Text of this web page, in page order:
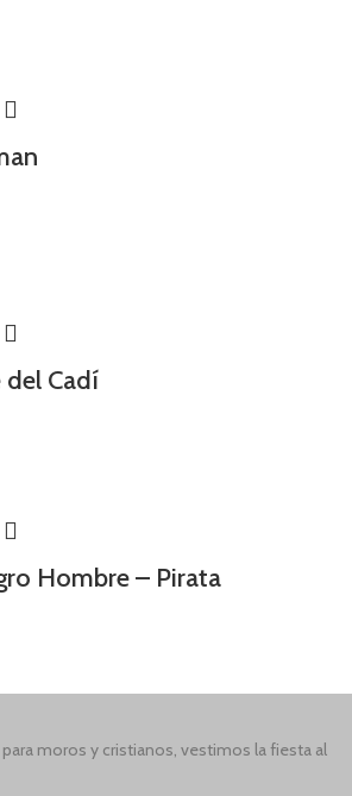
del Cadí
Hombre – Pirata
moros y cristianos, vestimos la fiesta al